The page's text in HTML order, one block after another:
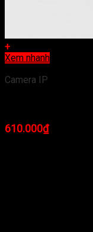
+
Xem nhanh
Camera IP
610.000₫